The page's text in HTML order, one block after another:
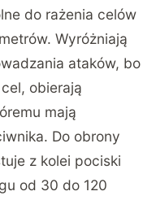
do rażenia celów
Wyróżniają
ataków, bo
obierają
mają
Do obrony
z kolei pociski
od 30 do 120